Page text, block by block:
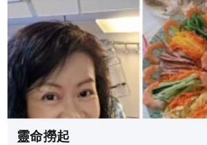
數：1人 8) 與對象祈禱： 3人 Joyce 分享： 不知道大家打算
如何渡過你的情人節？ 當人人都在
另一半的喜悅；作為基督徒，有沒
節的主角，想盡辦法去討主喜悅呢？ 感恩今天有12位弟
姊妹一起討主喜悅履行大使命🎉🎈🎊 更感恩今天再次與
多年前的三福學生，現在是神學生
非常欣賞她百忙之中都抽空一起街
她🎉🎈🎊 最感恩今天可以帶領三個人決志信耶穌，其中一
個是從英返港探親的陳生，他之前
重新立志信耶穌，並答應履行大使
靈命撈起